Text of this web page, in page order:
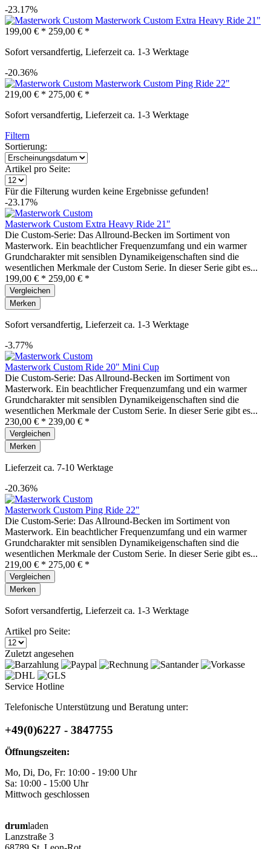
-23.17%
Masterwork Custom Extra Heavy Ride 21"
199,00 € * 259,00 € *
Sofort versandfertig, Lieferzeit ca. 1-3 Werktage
-20.36%
Masterwork Custom Ping Ride 22"
219,00 € * 275,00 € *
Sofort versandfertig, Lieferzeit ca. 1-3 Werktage
Filtern
Sortierung:
Artikel pro Seite:
Für die Filterung wurden keine Ergebnisse gefunden!
-23.17%
Masterwork Custom Extra Heavy Ride 21"
Die Custom-Serie: Das Allround-Becken im Sortiment von
Masterwork. Ein beachtlicher Frequenzumfang und ein warmer
Grundcharakter mit sensiblen Dynamikeigenschaften sind die
wesentlichen Merkmale der Custom Serie. In dieser Serie gibt es...
199,00 € * 259,00 € *
Vergleichen
Merken
Sofort versandfertig, Lieferzeit ca. 1-3 Werktage
-3.77%
Masterwork Custom Ride 20" Mini Cup
Die Custom-Serie: Das Allround-Becken im Sortiment von
Masterwork. Ein beachtlicher Frequenzumfang und ein warmer
Grundcharakter mit sensiblen Dynamikeigenschaften sind die
wesentlichen Merkmale der Custom Serie. In dieser Serie gibt es...
230,00 € * 239,00 € *
Vergleichen
Merken
Lieferzeit ca. 7-10 Werktage
-20.36%
Masterwork Custom Ping Ride 22"
Die Custom-Serie: Das Allround-Becken im Sortiment von
Masterwork. Ein beachtlicher Frequenzumfang und ein warmer
Grundcharakter mit sensiblen Dynamikeigenschaften sind die
wesentlichen Merkmale der Custom Serie. In dieser Serie gibt es...
219,00 € * 275,00 € *
Vergleichen
Merken
Sofort versandfertig, Lieferzeit ca. 1-3 Werktage
Artikel pro Seite:
Zuletzt angesehen
Service Hotline
Telefonische Unterstützung und Beratung unter:
+49(0)6227 - 3847755
Öffnungszeiten:
Mo, Di, Do, Fr: 10:00 - 19:00 Uhr
Sa: 10:00 - 15:00 Uhr
Mittwoch geschlossen
drumladen
Lanzstraße 3